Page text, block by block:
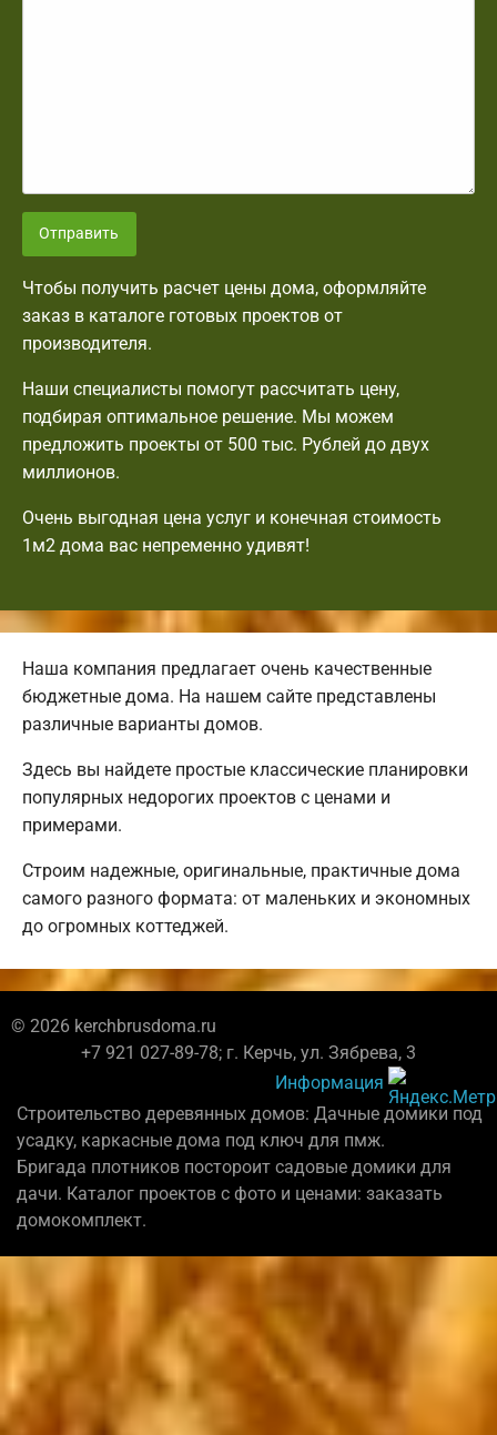
Отправить
Чтобы получить расчет цены дома, оформляйте
заказ в каталоге готовых проектов от
производителя.
Наши специалисты помогут рассчитать цену,
подбирая оптимальное решение. Мы можем
предложить проекты от 500 тыс. Рублей до двух
миллионов.
Очень выгодная цена услуг и конечная стоимость
1м2 дома вас непременно удивят!
Наша компания предлагает очень качественные
бюджетные дома. На нашем сайте представлены
различные варианты домов.
Здесь вы найдете простые классические планировки
популярных недорогих проектов с ценами и
примерами.
Строим надежные, оригинальные, практичные дома
самого разного формата: от маленьких и экономных
до огромных коттеджей.
© 2026 kerchbrusdoma.ru
+7 921 027-89-78; г. Керчь, ул. Зябрева, 3
Информация
Строительство деревянных домов: Дачные домики под
усадку, каркасные дома под ключ для пмж.
Бригада плотников постороит садовые домики для
дачи. Каталог проектов с фото и ценами: заказать
домокомплект.